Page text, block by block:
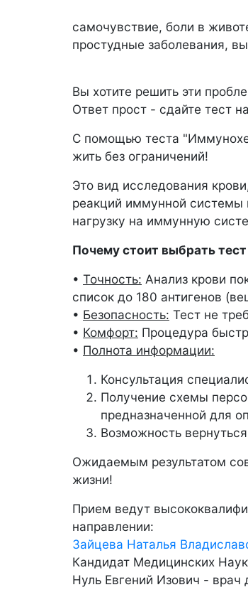
самочувствие, боли в
простудные заболевания,
Вы хотите решить эти
Ответ прост - сдайте тест на
С помощью теста
жить без ограничений!
Это вид исследования
реакций иммунной системы
нагрузку на иммунную
Почему стоит выбрать
• Точность: Анализ крови
список до 180 антигенов
• Безопасность: Тест не
• Комфорт: Процедура
• Полнота информации:
Консультация
Получение схемы
предназначенной для
Возможность
Ожидаемым результатом
жизни!
Прием ведут
направлении:
Зайцева Наталья
Кандидат Медицинских Наук
Нуль Евгений Изович - врач